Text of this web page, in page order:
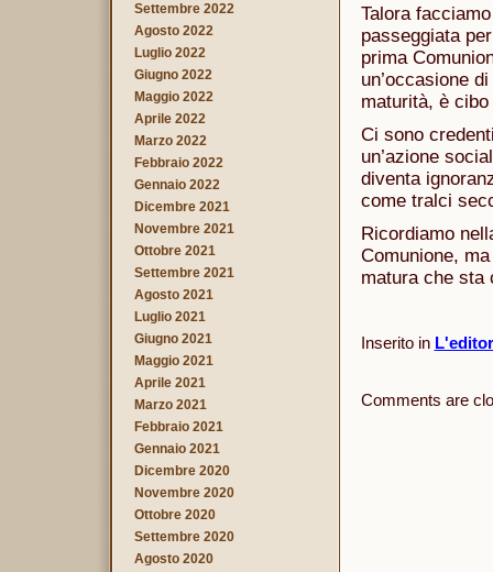
Talora
passeggiata
prima
un’occasione
maturità, è cibo
Ci sono
un’azione
diventa
come tralci
Ricordiamo
Comunione,
matura che sta
Inserito in
Comments are
Settembre 2022
Agosto 2022
Luglio 2022
Giugno 2022
Maggio 2022
Aprile 2022
Marzo 2022
Febbraio 2022
Gennaio 2022
Dicembre 2021
Novembre 2021
Ottobre 2021
Settembre 2021
Agosto 2021
Luglio 2021
Giugno 2021
Maggio 2021
Aprile 2021
Marzo 2021
Febbraio 2021
Gennaio 2021
Dicembre 2020
Novembre 2020
Ottobre 2020
Settembre 2020
Agosto 2020